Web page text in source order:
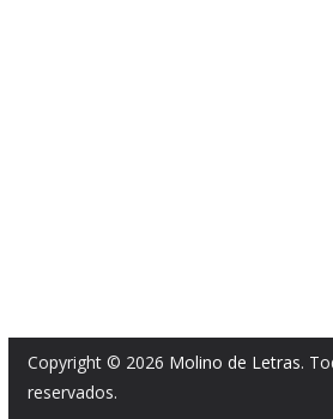
Copyright © 2026 Molino de Letras.
reservados.